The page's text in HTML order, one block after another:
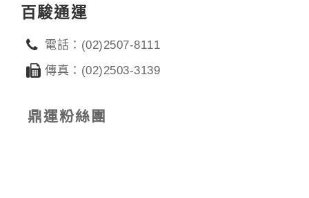
百駿通運
電話：(02)2507-8111
傳真：(02)2503-3139
鼎運粉絲團